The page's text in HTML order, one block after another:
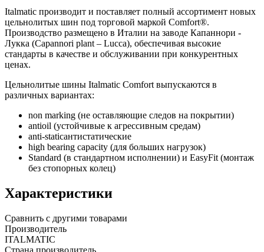
Italmatic производит и поставляет полный ассортимент новых
цельнолитых шин под торговой маркой Comfort®.
Производство размещено в Италии на заводе Капаннори -
Лукка (Capannori plant – Lucca), обеспечивая высокие
стандарты в качестве и обслуживании при конкурентных
ценах.
Цельнолитые шины Italmatic Comfort выпускаются в
различных вариантах:
non marking (не оставляющие следов на покрытии)
antioil (устойчивые к агрессивным средам)
anti-staticантистатические
high bearing capacity (для больших нагрузок)
Standard (в стандартном исполнении) и EasyFit (монтаж
без стопорных колец)
Характеристики
Сравнить с другими товарами
Производитель
ITALMATIC
Страна производитель